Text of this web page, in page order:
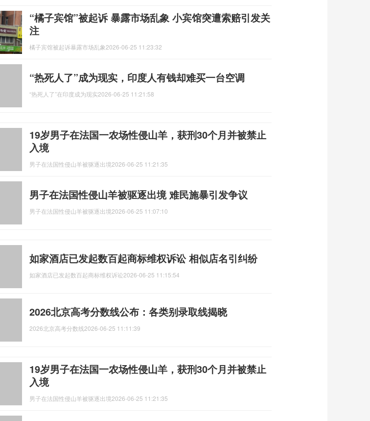
“橘子宾馆”被起诉 暴露市场乱象 小宾馆突遭索赔引发关
注
橘子宾馆被起诉暴露市场乱象2026-06-25 11:23:32
“热死人了”成为现实，印度人有钱却难买一台空调
“热死人了”在印度成为现实2026-06-25 11:21:58
19岁男子在法国一农场性侵山羊，获刑30个月并被禁止
入境
男子在法国性侵山羊被驱逐出境2026-06-25 11:21:35
男子在法国性侵山羊被驱逐出境 难民施暴引发争议
男子在法国性侵山羊被驱逐出境2026-06-25 11:07:10
如家酒店已发起数百起商标维权诉讼 相似店名引纠纷
如家酒店已发起数百起商标维权诉讼2026-06-25 11:15:54
2026北京高考分数线公布：各类别录取线揭晓
2026北京高考分数线2026-06-25 11:11:39
19岁男子在法国一农场性侵山羊，获刑30个月并被禁止
入境
男子在法国性侵山羊被驱逐出境2026-06-25 11:21:35